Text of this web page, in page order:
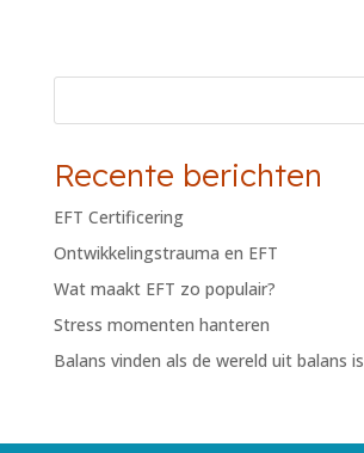
Recente berichten
EFT Certificering
Ontwikkelingstrauma en EFT
Wat maakt EFT zo populair?
Stress momenten hanteren
Balans vinden als de wereld uit balans is